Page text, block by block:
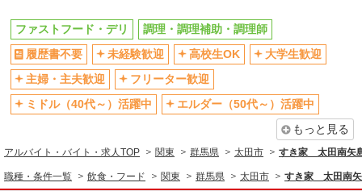
ファストフード・デリ
調理・調理補助・調理師
履歴書不要
未経験歓迎 高校生OK
大学生歓迎
主婦・主夫歓迎
フリーター歓迎
ミドル（40代～）活躍中
エルダー（50代～）活躍中
もっと見る
アルバイト・バイト・求人TOP 関東 群馬県 太田市 すき家 太田南矢
職種・条件一覧 飲食・フード 関東 群馬県 太田市 すき家 太田南矢